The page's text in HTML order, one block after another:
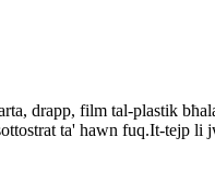
drapp, film tal-plastik
ta' hawn fuq.It-tejp